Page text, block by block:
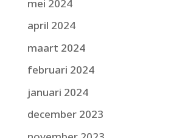
mei 2024
april 2024
maart 2024
februari 2024
januari 2024
december 2023